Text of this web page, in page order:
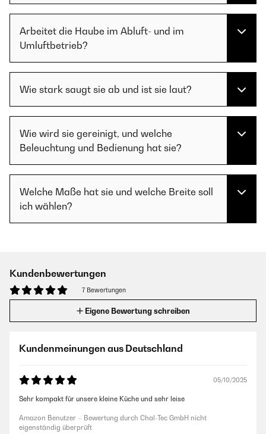
Arbeitet die Haube im Abluft- und im
Umluftbetrieb?
Wie stark saugt sie ab und ist sie laut?
Wie wird sie gereinigt, und welche
Beleuchtung und Bedienung hat sie?
Welche Maße hat sie und welche Breite soll
ich wählen?
Kundenbewertungen
7 Bewertungen
Eigene Bewertung schreiben
Kundenmeinungen aus Deutschland
05/10/2025
Sehr kompakt für unsere kleine Küche und sehr leise
Amazon Benutzer – Bewertung durch Chal-Tec GmbH nicht
eigenständig überprüft